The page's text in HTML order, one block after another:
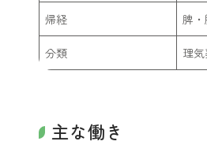
帰経 脾・
分類 理気
主な働き